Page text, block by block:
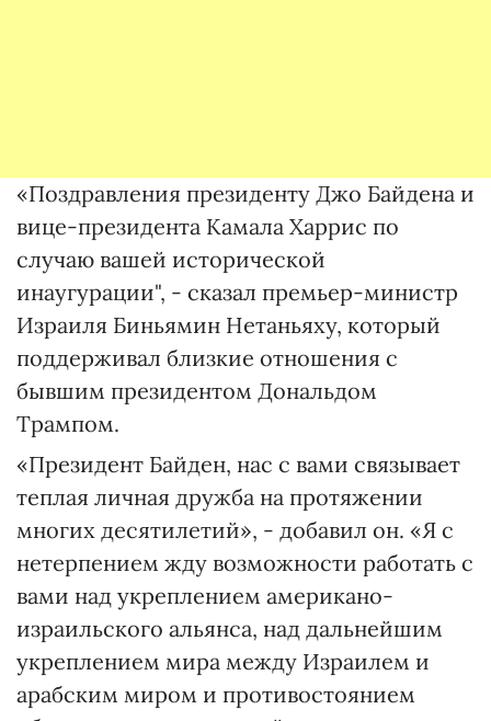
«Поздравления президенту Джо Байдена и
вице-президента Камала Харрис по
случаю вашей исторической
инаугурации", - сказал премьер-министр
Израиля Биньямин Нетаньяху, который
поддерживал близкие отношения с
бывшим президентом Дональдом
Трампом.
«Президент Байден, нас с вами связывает
теплая личная дружба на протяжении
многих десятилетий», - добавил он. «Я с
нетерпением жду возможности работать с
вами над укреплением американо-
израильского альянса, над дальнейшим
укреплением мира между Израилем и
арабским миром и противостоянием